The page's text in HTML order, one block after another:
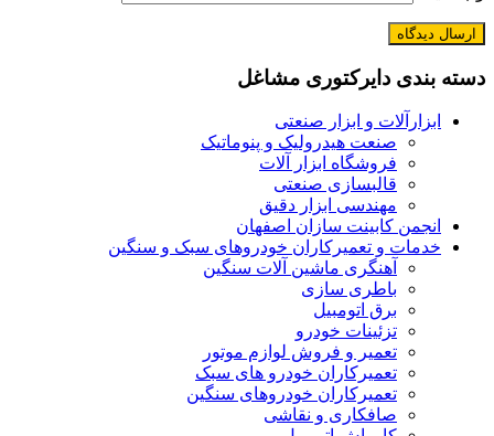
دسته بندی دایرکتوری مشاغل
ابزارآلات و ابزار صنعتی
صنعت هیدرولیک و پنوماتیک
فروشگاه ابزار آلات
قالبسازی صنعتی
مهندسی ابزار دقیق
انجمن کابینت سازان اصفهان
خدمات و تعمیرکاران خودروهای سبک و سنگین
آهنگری ماشین آلات سنگین
باطری سازی
برق اتومبیل
تزئینات خودرو
تعمیر و فروش لوازم موتور
تعمیرکاران خودرو های سبک
تعمیرکاران خودروهای سنگین
صافکاری و نقاشی